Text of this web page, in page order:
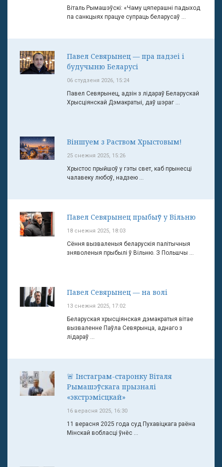
Віталь Рымашэўскі: «Чаму цяперашні падыход
па санкцыях працуе супраць беларусаў ...
Павел Севярынец — пра падзеі і
будучыню Беларусі
06 студзеня 2026, 15:24
Павел Севярынец, адзін з лідараў Беларускай
Хрысціянскай Дэмакратыі, даў шэраг ...
Віншуем з Раством Хрыстовым!
25 снежня 2025, 15:26
Хрыстос прыйшоў у гэты свет, каб прынесці
чалавеку любоў, надзею ...
Павел Севярынец прыбыў у Вільню
18 снежня 2025, 18:03
Сёння вызваленыя беларускія палітычныя
зняволеныя прыбылі ў Вільню. З Польшчы ...
Павел Севярынец — на волі
13 снежня 2025, 17:02
Беларуская хрысціянская дэмакратыя вітае
вызваленне Паўла Севярынца, аднаго з
лідараў ...
🚨 Інстаграм-старонку Віталя
Рымашэўскага прызналі
«экстрэмісцкай»
16 верасня 2025, 16:30
11 верасня 2025 года суд Пухавіцкага раёна
Мінскай вобласці ўнёс ...